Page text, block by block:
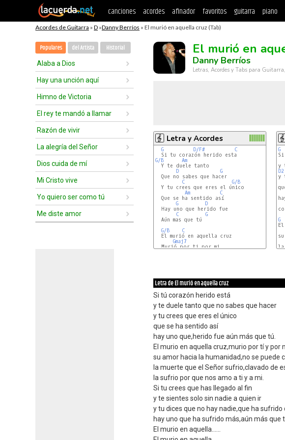
canciones acordes afinador favoritos guitarra piano
Acordes de Guitarra » D »Danny Berríos » El murió en aquella cruz (Tab)
Populares del Artista Historial
Alaba a Dios
Hay una unción aquí
Himno de Victoria
El rey te mandó a llamar
Razón de vivir
La alegría del Señor
Dios cuida de mí
Mi Cristo vive
Yo quiero ser como tú
Me diste amor
El murió en
Danny Berríos
Letras, Acordes y Tabs para
Letra y Acordes
G D/F#
C
G/B
Am
  Y te duele tanto
D
G
  Que no sabes que hacer
C
G/B
  Y tu crees que eres el único
Am
C
  Que se ha sentido así
G
D
  Hay uno que herido fue
C
G
  Aún mas que tú
G/B
C
  El murió en aquella cruz
Gmaj7
  Murió por ti por mi
G
D2
y
G
la
Letra de El murió en aquella cruz
Si tú corazón herido está
y te duele tanto que no sabes que hacer
y tu crees que eres el único
que se ha sentido así
hay uno que,herido fue aún más que tú.
El murio en aquella cruz,murio por tí y por
su amor hacia la humanidad,no se puede
la muerte que el Señor sufrio,clavado de
la sufrio por que nos amo a ti y a mi.
Si tu crees que has llegado al fin
y te sientes solo sin nadie a quien ir
y tu dices que no hay nadie,que ha sufrido
hay uno que ha sufrido más,aún más que
El murio en aquella......